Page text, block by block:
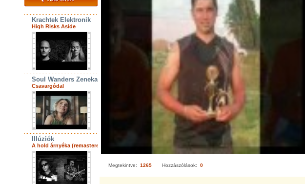
Krachtek Elektronik
High Risks Aside
Soul Wanders Zenekar
Csavargódal
Illúziók
A hold árnyéka (remastered)
Megtekintve: 1265 Hozzászólások: 0